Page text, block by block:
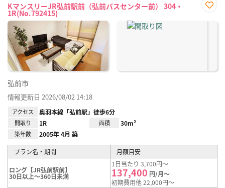
KマンスリーJR弘前駅前（弘前バスセンター前） 304・
1R(No.792415)
に入
弘前市
情報更新日 2026/08/02 14:18
アクセス 奥羽本線「弘前駅」徒歩6分
間取り 1R 面積 30m²
築年数 2005年 4月 築
プラン名・期間 月額目安
ロング【JR弘前駅前】
30日以上～360日未満
1日当たり 3,700円～
137,400 円/月～
初期費用他 22,000円～